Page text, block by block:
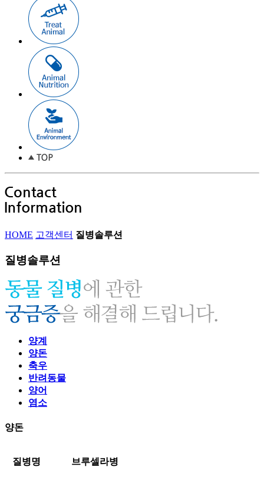
HOME 고객센터 질병솔루션
질병솔루션
양계
양돈
축우
반려동물
양어
염소
양돈
질병명 브루셀라병